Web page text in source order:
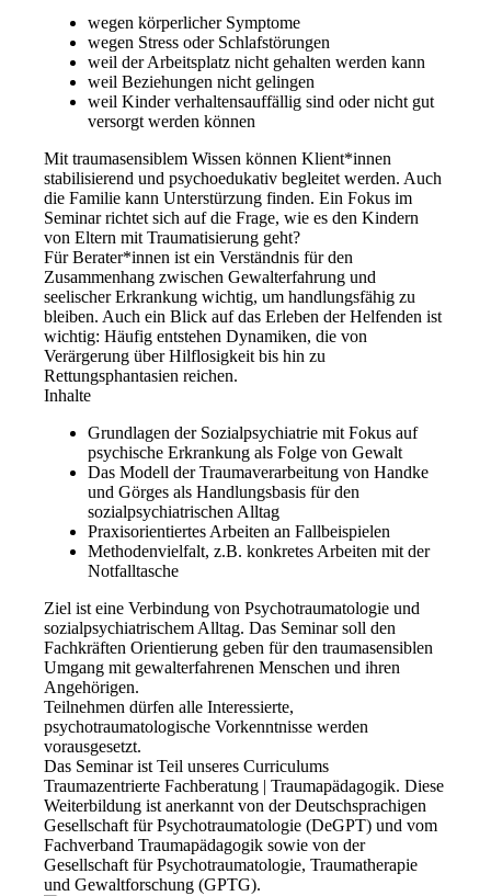
wegen körperlicher Symptome
wegen Stress oder Schlafstörungen
weil der Arbeitsplatz nicht gehalten werden kann
weil Beziehungen nicht gelingen
weil Kinder verhaltensauffällig sind oder nicht gut
versorgt werden können
Mit traumasensiblem Wissen können Klient*innen
stabilisierend und psychoedukativ begleitet werden. Auch
die Familie kann Unterstürzung finden. Ein Fokus im
Seminar richtet sich auf die Frage, wie es den Kindern
von Eltern mit Traumatisierung geht?
Für Berater*innen ist ein Verständnis für den
Zusammenhang zwischen Gewalterfahrung und
seelischer Erkrankung wichtig, um handlungsfähig zu
bleiben. Auch ein Blick auf das Erleben der Helfenden ist
wichtig: Häufig entstehen Dynamiken, die von
Verärgerung über Hilflosigkeit bis hin zu
Rettungsphantasien reichen.
Inhalte
Grundlagen der Sozialpsychiatrie mit Fokus auf
psychische Erkrankung als Folge von Gewalt
Das Modell der Traumaverarbeitung von Handke
und Görges als Handlungsbasis für den
sozialpsychiatrischen Alltag
Praxisorientiertes Arbeiten an Fallbeispielen
Methodenvielfalt, z.B. konkretes Arbeiten mit der
Notfalltasche
Ziel ist eine Verbindung von Psychotraumatologie und
sozialpsychiatrischem Alltag. Das Seminar soll den
Fachkräften Orientierung geben für den traumasensiblen
Umgang mit gewalterfahrenen Menschen und ihren
Angehörigen.
Teilnehmen dürfen alle Interessierte,
psychotraumatologische Vorkenntnisse werden
vorausgesetzt.
Das Seminar ist Teil unseres Curriculums
Traumazentrierte Fachberatung | Traumapädagogik. Diese
Weiterbildung ist anerkannt von der Deutschsprachigen
Gesellschaft für Psychotraumatologie (DeGPT) und vom
Fachverband Traumapädagogik sowie von der
Gesellschaft für Psychotraumatologie, Traumatherapie
und Gewaltforschung (GPTG).